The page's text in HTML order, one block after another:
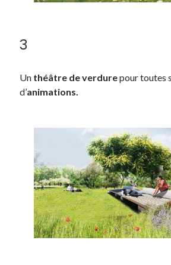
3
Un théâtre de verdurepour toutes
d’animations.